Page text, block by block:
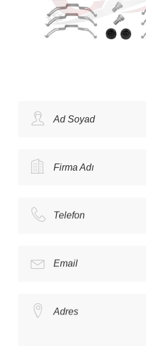
Ad Soyad
Firma Adı
Telefon
Email
Adres